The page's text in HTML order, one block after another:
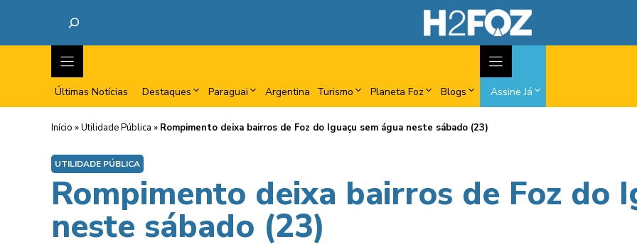
Últimas Notícias Destaques Paraguai Argentina Turismo Planeta Foz Blogs Assine Já
Início »Utilidade Pública » Rompimento deixa bairros de Foz do Iguaçu sem água neste sábado (23)
UTILIDADE PÚBLICA
Rompimento deixa bairros de Foz do
neste sábado (23)